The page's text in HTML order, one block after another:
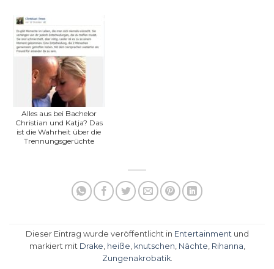
Alles aus bei Bachelor
Christian und Katja? Das
ist die Wahrheit über die
Trennungsgerüchte
Dieser Eintrag wurde veröffentlicht in Entertainmentund
markiert mit Drake, heiße, knutschen, Nächte, Rihanna,
Zungenakrobatik.